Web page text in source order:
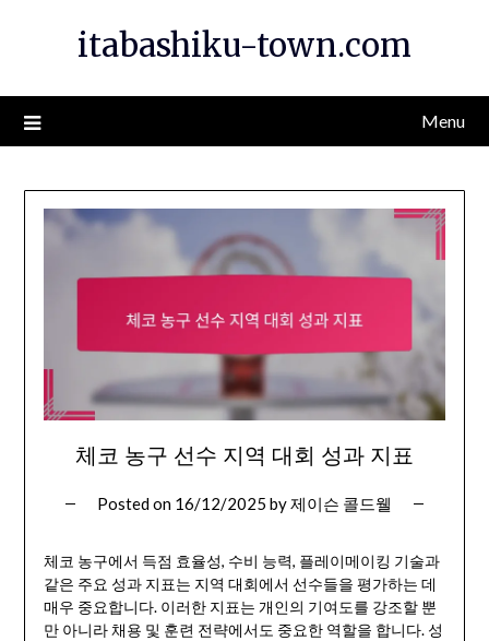
itabashiku-town.com
Menu
체코 농구 선수 지역 대회 성과 지표
Posted on 16/12/2025 by제이슨 콜드웰
체코 농구에서 득점 효율성, 수비 능력, 플레이메이킹 기술과
같은 주요 성과 지표는 지역 대회에서 선수들을 평가하는 데
매우 중요합니다. 이러한 지표는 개인의 기여도를 강조할 뿐
만 아니라 채용 및 훈련 전략에서도 중요한 역할을 합니다. 성